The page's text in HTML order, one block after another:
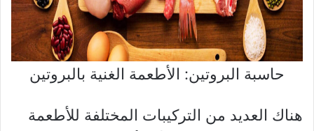
حاسبة البروتين: الأطعمة الغنية بالبروتين
هناك العديد من التركيبات المختلفة للأطعمة